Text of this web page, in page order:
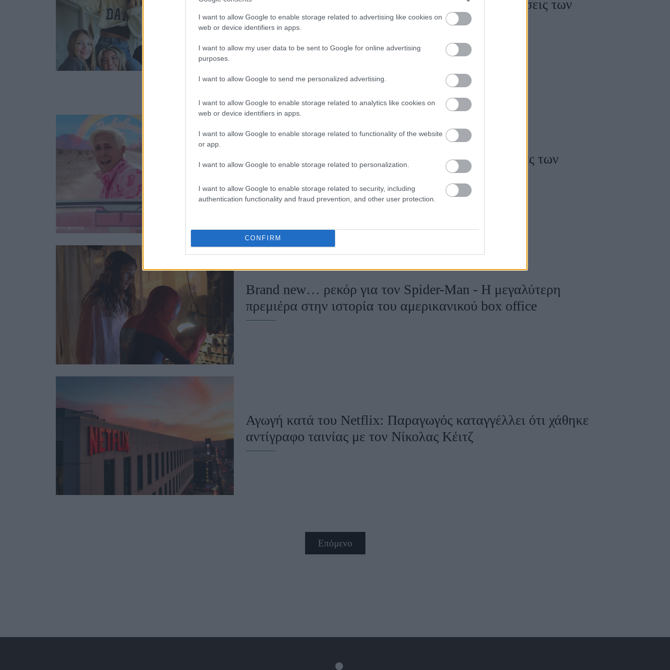
I want to allow Google to enable storage related to advertising like cookies on
web or device identifiers in apps.
I want to allow my user data to be sent to Google for online advertising
purposes.
I want to allow Google to send me personalized advertising.
I want to allow Google to enable storage related to analytics like cookies on
web or device identifiers in apps.
I want to allow Google to enable storage related to functionality of the website
or app.
I want to allow Google to enable storage related to personalization.
I want to allow Google to enable storage related to security, including
authentication functionality and fraud prevention, and other user protection.
CONFIRM
μία από τις πιο σοκαριστικές εγκληματικές υποθέσεις των
τελευταίων ετών
Στον «αέρα» το Barbie 2: Διαφωνία για τις αμοιβές των
πρωταγωνιστών φρενάρει τη συνέχεια της ταινίας
Brand new… ρεκόρ για τον Spider-Man - Η μεγαλύτερη
πρεμιέρα στην ιστορία του αμερικανικού box office
Αγωγή κατά του Netflix: Παραγωγός καταγγέλλει ότι χάθηκε
αντίγραφο ταινίας με τον Νίκολας Κέιτζ
Επόμενο